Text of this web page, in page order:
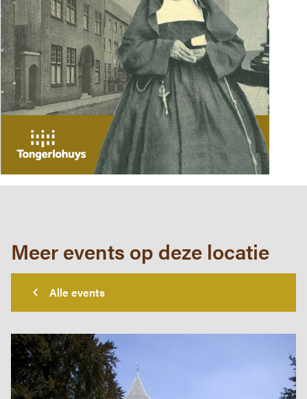
Meer events op deze locatie
Alle events